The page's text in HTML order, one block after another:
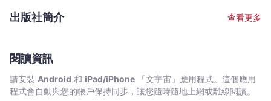
出版社簡介 查看更多
閱讀資訊
請安裝 Android 和 iPad/iPhone 「文宇宙」應用程式。這個應用
程式會自動與您的帳戶保持同步，讓您隨時隨地上網或離線閱讀。